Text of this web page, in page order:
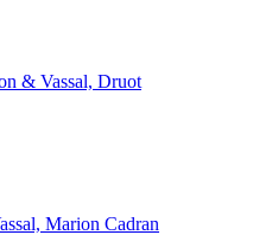
& Vassal, Druot
Marion Cadran